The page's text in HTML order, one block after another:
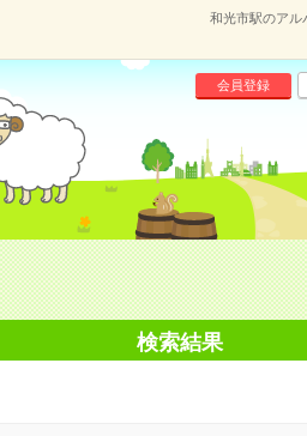
和光市駅のアル
会員登録
検索結果